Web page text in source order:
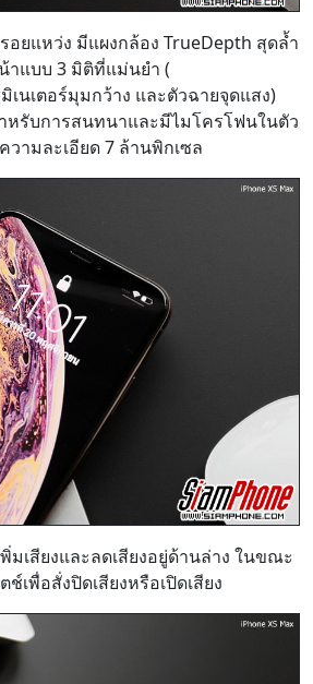
ยแหว่ง มีแผงกล้อง TrueDepth สุดล้ำ
าแบบ 3 มิติที่แม่นยำ (
เนเตอร์มุมกว้าง และตัวฉายจุดแสง)
หรับการสนทนาและมีไมโครโฟนในตัว
ามละเอียด 7 ล้านพิกเซล
มเสียงและลดเสียงอยู่ด้านล่าง ในขณะ
เพื่อสั่งปิดเสียงหรือเปิดเสียง